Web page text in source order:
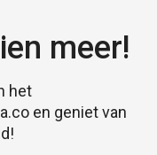
meer!
het
en geniet van